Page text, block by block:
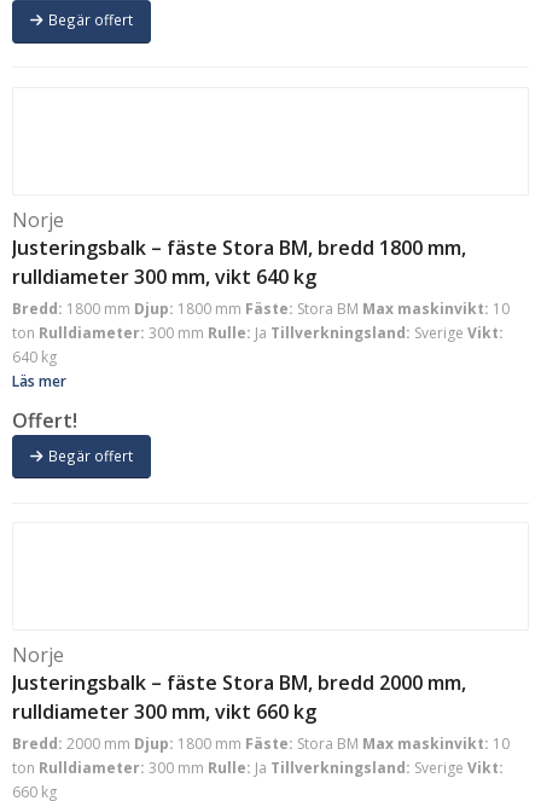
Begär offert
Norje
Justeringsbalk – fäste Stora BM, bredd 1800 mm,
rulldiameter 300 mm, vikt 640 kg
Bredd: 1800 mm Djup: 1800 mm Fäste: Stora BM Max maskinvikt: 10
ton Rulldiameter: 300 mm Rulle: Ja Tillverkningsland: Sverige Vikt:
640 kg
Läs mer
Offert!
Begär offert
Norje
Justeringsbalk – fäste Stora BM, bredd 2000 mm,
rulldiameter 300 mm, vikt 660 kg
Bredd: 2000 mm Djup: 1800 mm Fäste: Stora BM Max maskinvikt: 10
ton Rulldiameter: 300 mm Rulle: Ja Tillverkningsland: Sverige Vikt:
660 kg